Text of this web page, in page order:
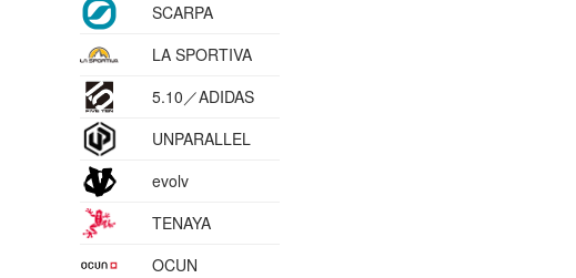
SCARPA
LA SPORTIVA
5.10／ADIDAS
UNPARALLEL
evolv
TENAYA
OCUN